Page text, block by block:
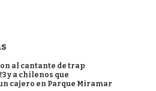
al cantante de trap
y a chilenos que
cajero en Parque Miramar